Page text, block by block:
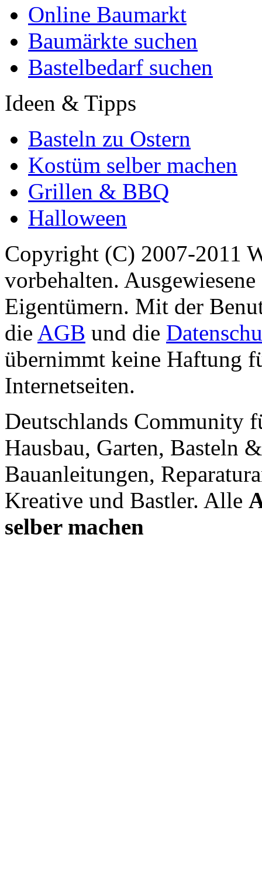
Online Baumarkt
Baumärkte suchen
Bastelbedarf suchen
Ideen & Tipps
Basteln zu Ostern
Kostüm selber machen
Grillen & BBQ
Halloween
Copyright (C) 2007-2011
vorbehalten.
Eigentümern. Mit der
die AGB und die
übernimmt keine Haftung
Internetseiten.
Deutschlands Community
Hausbau, Garten, Basteln
Bauanleitungen,
Kreative und Bastler. Alle
selber machen